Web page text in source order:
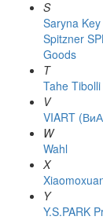
S
Saryna
Spitzner
Goods
T
Tahe Tibolli
V
VIART
W
Wahl
X
Y
Y.S.PARK